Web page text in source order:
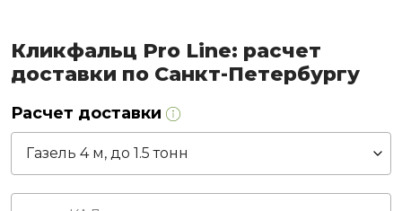
Кликфальц Pro Line: расчет
доставки по Санкт-Петербургу
Расчет доставки